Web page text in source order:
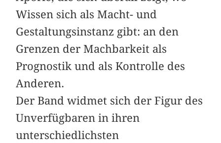
Wissen sich als Macht- und
Gestaltungsinstanz gibt: an den
Grenzen der Machbarkeit als
Prognostik und als Kontrolle des
Anderen.
Der Band widmet sich der Figur des
Unverfügbaren in ihren
unterschiedlichsten